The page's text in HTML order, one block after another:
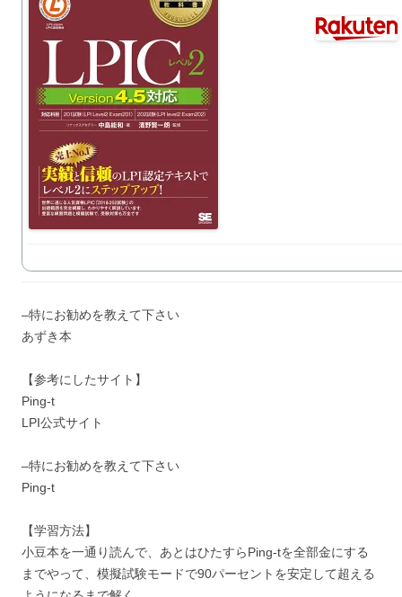
–特にお勧めを教えて下さい
あずき本
【参考にしたサイト】
Ping-t
LPI公式サイト
–特にお勧めを教えて下さい
Ping-t
【学習方法】
小豆本を一通り読んで、あとはひたすらPing-tを全部金にする
までやって、模擬試験モードで90パーセントを安定して超える